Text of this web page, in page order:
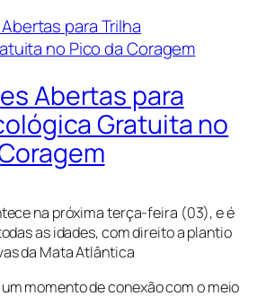
Abertas para
Gratuita no
na próxima terça-feira (03), e é
as idades, com direito a plantio
da Mata Atlântica
momento de conexão com o meio